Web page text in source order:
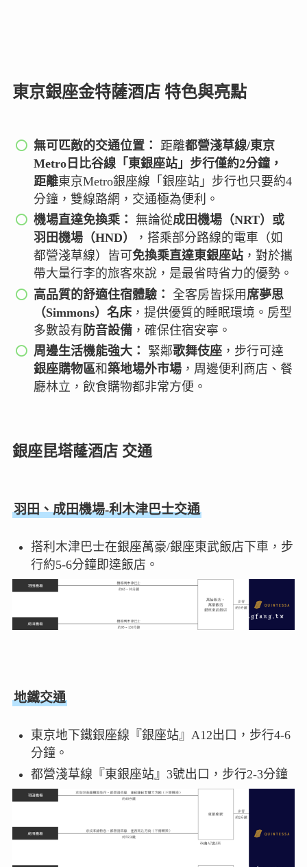
東京銀座金特薩酒店 特色與亮點
無可匹敵的交通位置： 距離都營淺草線/東京
Metro日比谷線「東銀座站」步行僅約2分鐘，
距離東京Metro銀座線「銀座站」步行也只要約4
分鐘，雙線路網，交通極為便利。
機場直達免換乘：
無論從成田機場（NRT）或
羽田機場（HND）
，搭乘部分路線的電車（如
都營淺草線）皆可免換乘直達東銀座站 ，對於攜
帶大量行李的旅客來說，是最省時省力的優勢。
高品質的舒適住宿體驗：
全客房皆採用 席夢思
（Simmons）名床 ，提供優質的睡眠環境。房型
多數設有 防音設備 ，確保住宿安寧。
周邊生活機能強大：
緊鄰歌舞伎座 ，步行可達
銀座購物區和築地場外市場 ，周邊便利商店、餐
廳林立，飲食購物都非常方便。
銀座昆塔蕯酒店 交通
羽田、成田機場-利木津巴士交通
搭利木津巴士在銀座萬豪/銀座東武飯店下車，步
行約5-6分鐘即達飯店。
地鐵交通
東京地下鐵銀座線『銀座站』A12出口，步行4-6
分鐘。
都營淺草線『東銀座站』3號出口，步行2-3分鐘